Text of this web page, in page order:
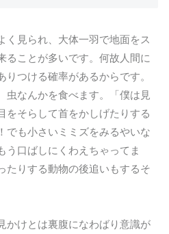
く見られ、大体一羽で地面をス
ることが多いです。何故人間に
つける確率があるからです。
虫なんかを食べます。「僕は見
をそらして首をかしげたりする
でも小さいミミズをみるやいな
う口ばしにくわえちゃってま
たりする動物の後追いもするそ
かけとは裏腹になわばり意識が